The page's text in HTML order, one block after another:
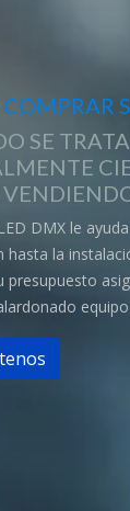
SE
DMX le
hasta la
presupuesto